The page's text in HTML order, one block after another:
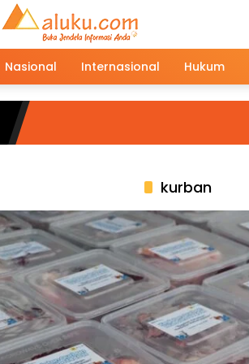
Nasional Internasional Hukum
kurban